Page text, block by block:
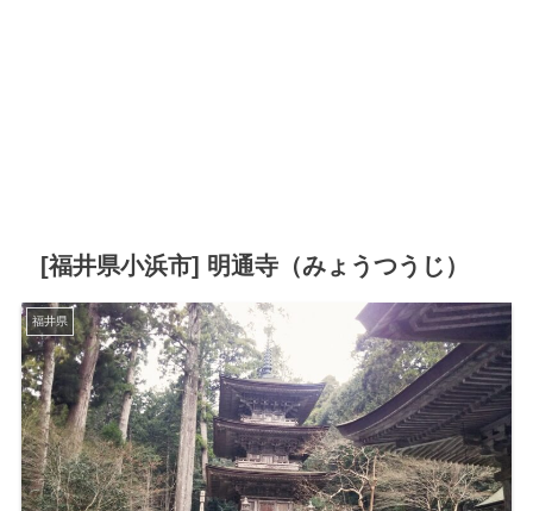
[福井県小浜市] 明通寺（みょうつうじ）
福井県